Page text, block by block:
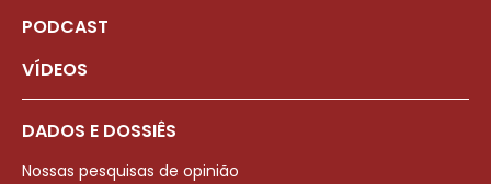
PODCAST
VÍDEOS
DADOS E DOSSIÊS
Nossas pesquisas de opinião